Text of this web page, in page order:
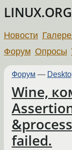
Новости
Форум Опросы
Форум —
Wine,
failed.